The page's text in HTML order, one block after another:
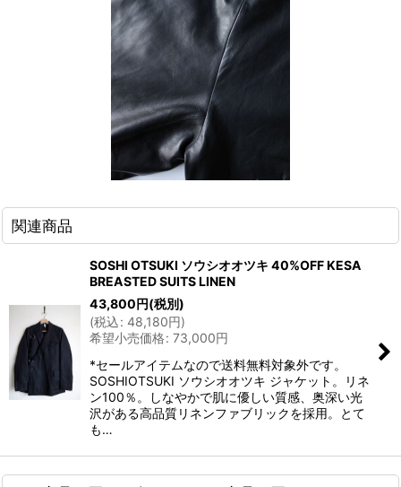
関連商品
SOSHI OTSUKI ソウシオオツキ 40%OFF KESA
BREASTED SUITS LINEN
43,800円(税別)
(税込: 48,180円)
希望小売価格: 73,000円
*セールアイテムなので送料無料対象外です。
SOSHIOTSUKI ソウシオオツキ ジャケット。リネ
ン100％。しなやかで肌に優しい質感、奥深い光
沢がある高品質リネンファブリックを採用。とて
も…